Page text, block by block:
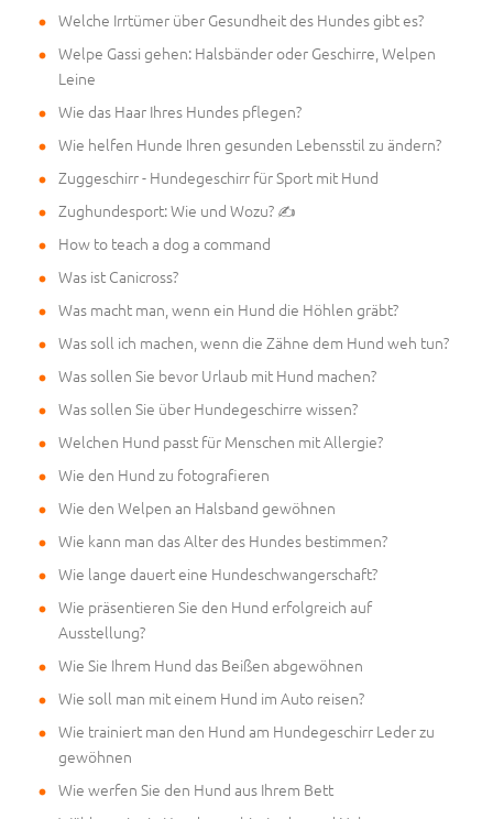
Welche Irrtümer über Gesundheit des Hundes gibt es?
Welpe Gassi gehen: Halsbänder oder Geschirre, Welpen
Leine
Wie das Haar Ihres Hundes pflegen?
Wie helfen Hunde Ihren gesunden Lebensstil zu ändern?
Zuggeschirr - Hundegeschirr für Sport mit Hund
Zughundesport: Wie und Wozu? ✍
How to teach a dog a command
Was ist Canicross?
Was macht man, wenn ein Hund die Höhlen gräbt?
Was soll ich machen, wenn die Zähne dem Hund weh tun?
Was sollen Sie bevor Urlaub mit Hund machen?
Was sollen Sie über Hundegeschirre wissen?
Welchen Hund passt für Menschen mit Allergie?
Wie den Hund zu fotografieren
Wie den Welpen an Halsband gewöhnen
Wie kann man das Alter des Hundes bestimmen?
Wie lange dauert eine Hundeschwangerschaft?
Wie präsentieren Sie den Hund erfolgreich auf
Ausstellung?
Wie Sie Ihrem Hund das Beißen abgewöhnen
Wie soll man mit einem Hund im Auto reisen?
Wie trainiert man den Hund am Hundegeschirr Leder zu
gewöhnen
Wie werfen Sie den Hund aus Ihrem Bett